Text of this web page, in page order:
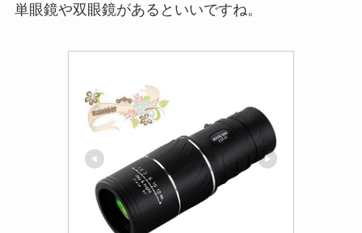
単眼鏡や双眼鏡があるといいですね。